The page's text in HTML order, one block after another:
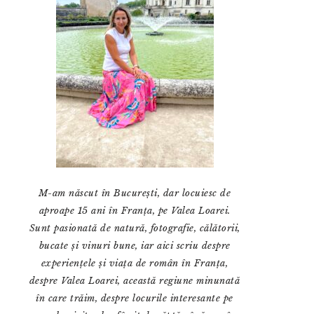
M-am născut în București, dar locuiesc de
aproape 15 ani în Franța, pe Valea Loarei.
Sunt pasionată de natură, fotografie, călătorii,
bucate și vinuri bune, iar aici scriu despre
experiențele și viața de român în Franța,
despre Valea Loarei, această regiune minunată
în care trăim, despre locurile interesante pe